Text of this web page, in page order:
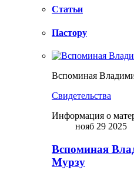
Статьи
Пастору
Вспоминая
Свидетельства
Информация о
нояб 29 2025
Вспоминая
Мурзу